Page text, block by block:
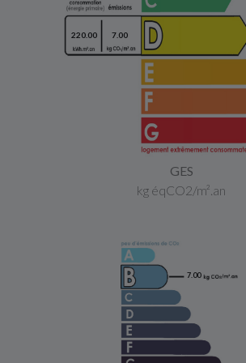
220.00 7.00
GES
kg éqCO2/m².an
7.00